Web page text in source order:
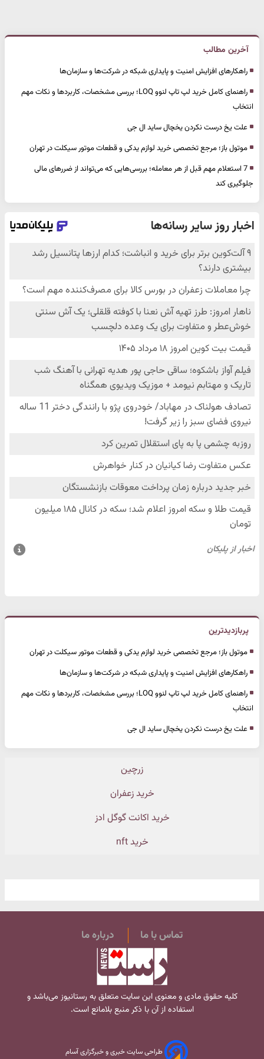
آخرین مطالب
راهکارهای افزایش امنیت و پایداری شبکه در شرکت‌ها و سازمان‌ها
راهنمای کامل خرید لپ تاپ لنوو LOQ؛ بررسی مشخصات، کاربردها و نکات مهم
انتخاب
علت یخ درست نکردن یخچال ساید ال جی
موتول باز؛ مرجع تخصصی خرید لوازم یدکی و قطعات موتور سیکلت در تهران
7 استعلام مهم قبل از هر معامله؛ بررسی‌هایی که می‌تواند از ضررهای مالی
جلوگیری کند
پربازدیدترین
موتول باز؛ مرجع تخصصی خرید لوازم یدکی و قطعات موتور سیکلت در تهران
راهکارهای افزایش امنیت و پایداری شبکه در شرکت‌ها و سازمان‌ها
راهنمای کامل خرید لپ تاپ لنوو LOQ؛ بررسی مشخصات، کاربردها و نکات مهم
انتخاب
علت یخ درست نکردن یخچال ساید ال جی
زرچین
خرید زعفران
خرید اکانت گوگل ادز
خرید nft
تماس با ما درباره ما
کلیه حقوق مادی و معنوی این سایت متعلق به رستانیوز می‌باشد و
استفاده از آن با ذکر منبع بلامانع است.
طراحی سایت خبری و خبرگزاری آسام